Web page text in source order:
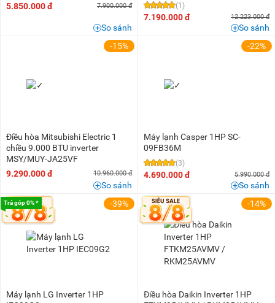
5.850.000 đ 7.900.000 đ
So sánh
(1)
7.190.000 đ 12.223.000 đ
So sánh
-15%
Điều hòa Mitsubishi Electric 1
chiều 9.000 BTU inverter
MSY/MUY-JA25VF
9.290.000 đ
10.960.000 đ
So sánh
-22%
Máy lạnh Casper 1HP SC-
09FB36M
(3)
4.690.000 đ 5.990.000 đ
So sánh
Trả góp 0% * -39%
Máy lạnh LG Inverter 1HP
-14%
Điều hòa Daikin Inverter 1HP